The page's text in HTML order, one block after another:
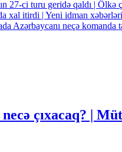
27-ci turu geridə qaldı | Ölkə
xal itirdi | Yeni idman
Azərbaycanı neçə komanda
çıxacaq? |